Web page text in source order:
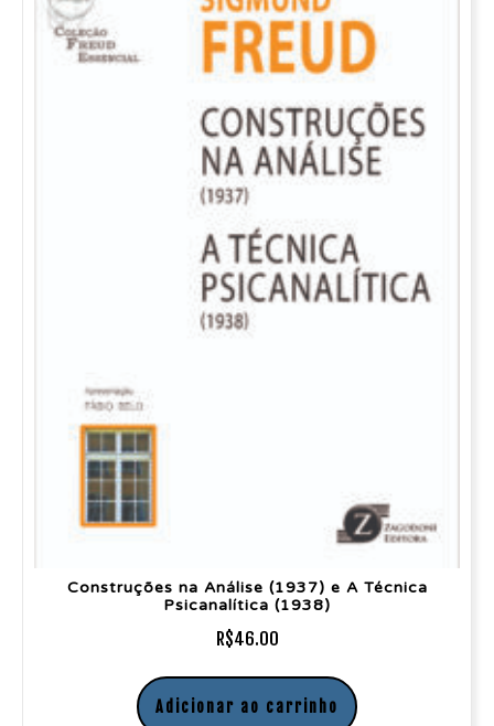
Construções na Análise (1937) e A Técnica
Psicanalítica (1938)
R$46.00
Adicionar ao carrinho